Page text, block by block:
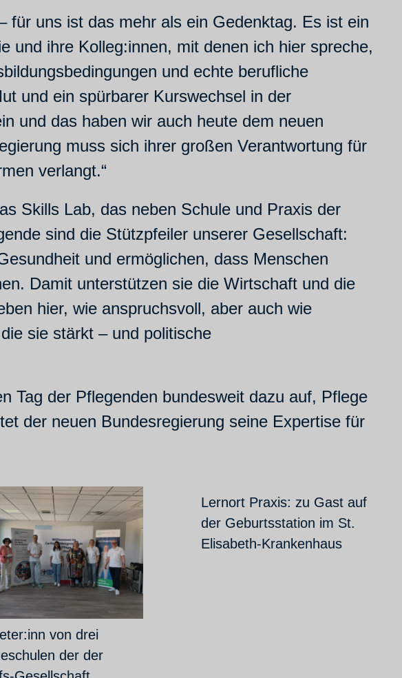
für uns ist das mehr als ein Gedenktag. Es ist ein
und ihre Kolleg:innen, mit denen ich hier spreche,
und echte berufliche
und ein spürbarer Kurswechsel in der
und das haben wir auch heute dem neuen
muss sich ihrer großen Verantwortung für
verlangt.“
Skills Lab, das neben Schule und Praxis der
sind die Stützpfeiler unserer Gesellschaft:
und ermöglichen, dass Menschen
Damit unterstützen sie die Wirtschaft und die
hier, wie anspruchsvoll, aber auch wie
sie stärkt – und politische
Tag der Pflegenden bundesweit dazu auf, Pflege
der neuen Bundesregierung seine Expertise für
von drei
der der
Lernort Praxis: zu Gast auf
der Geburtsstation im St.
Elisabeth-Krankenhaus